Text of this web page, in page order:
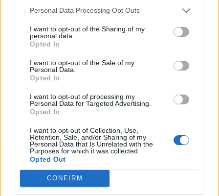
Personal Data Processing Opt Outs
I want to opt-out of the Sharing of my
personal data.
Opted In
I want to opt-out of the Sale of my
Personal Data.
Opted In
I want to opt-out of processing my
Personal Data for Targeted Advertising.
Opted In
I want to opt-out of Collection, Use,
Retention, Sale, and/or Sharing of my
Personal Data that Is Unrelated with the
Purposes for which it was collected.
Opted Out
CONFIRM
Παρίσταναν τους λογιστές και άρπαξαν 15.000 ευρώ από
ΣΧΕΤΙΚA AΡΘΡΑ
Αποκλεισμός για τον Τσιτσιπά στον δεύτερο γύρο του
SPORTS 21:08
Δεν τα κατάφερε ο Τσιτσιπάς -
Δεν τα κατάφερε ο Τσιτσιπάς -
του Masters Μόντρεαλ